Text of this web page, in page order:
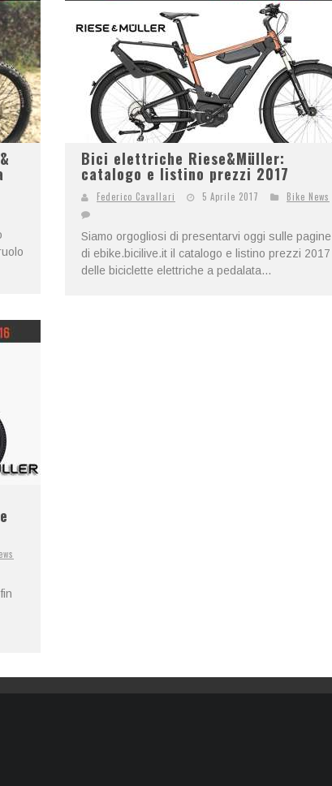
Bici elettriche Riese&Müller:
catalogo e listino prezzi 2017
Federico Cavallari 5 Aprile 2017 Bike News
Siamo orgogliosi di presentarvi oggi sulle pagine
di ebike.bicilive.it il catalogo e listino prezzi 2017
delle biciclette elettriche a pedalata...